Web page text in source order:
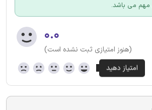
مهم می باشد.
۰.۰
(هنوز امتیازی ثبت نشده است)